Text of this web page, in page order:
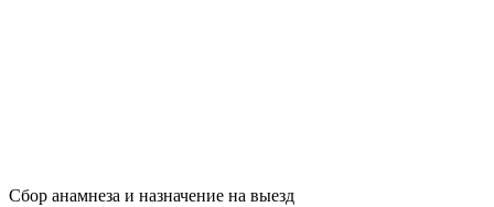
Сбор анамнеза и назначение на выезд